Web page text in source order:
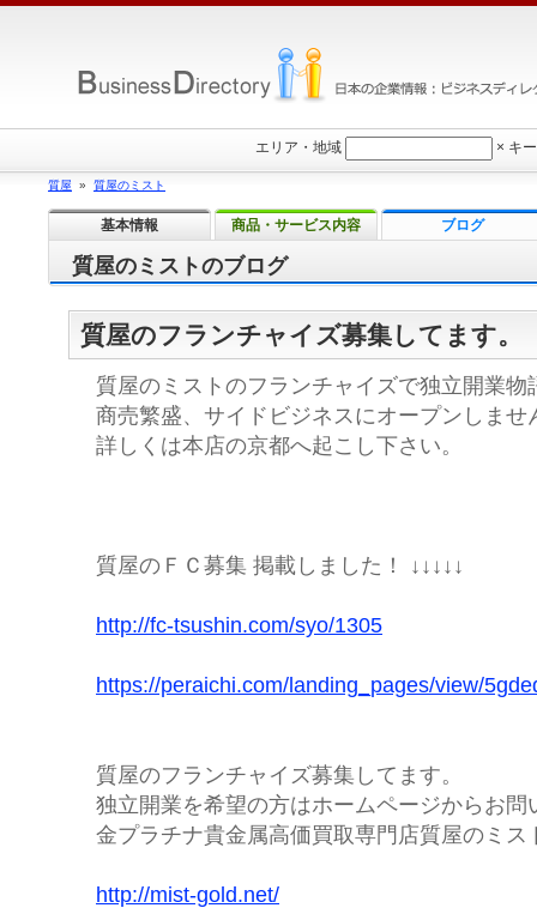
質屋のミストのブログ
質屋のフランチャイズ募集してます。
質屋のミストのフランチャイズで独立開業物
商売繁盛、サイドビジネスにオープンしませ
詳しくは本店の京都へ起こし下さい。
質屋のＦＣ募集 掲載しました！ ↓↓↓↓↓
http://fc-tsushin.com/syo/1305
https://peraichi.com/landing_pages/view/
質屋のフランチャイズ募集してます。
独立開業を希望の方はホームページからお問
金プラチナ貴金属高価買取専門店質屋のミス
http://mist-gold.net/
エリア・地域 × キ
質屋 » 質屋のミスト
基本情報 商品・サービス内容 ブログ